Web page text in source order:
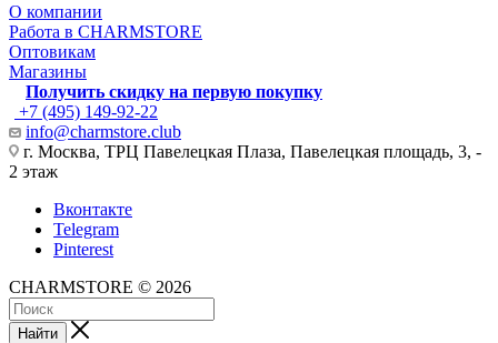
О компании
Работа в CHARMSTORE
Оптовикам
Магазины
Получить скидку на первую покупку
+7 (495) 149-92-22
info@charmstore.club
г. Москва, ТРЦ Павелецкая Плаза, Павелецкая площадь, 3, -
2 этаж
Вконтакте
Telegram
Pinterest
CHARMSTORE © 2026
Найти